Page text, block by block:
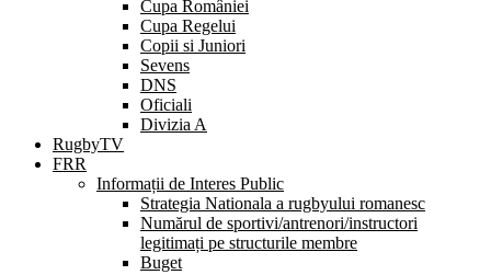
Cupa României
Cupa Regelui
Copii si Juniori
Sevens
DNS
Oficiali
Divizia A
RugbyTV
FRR
Informații de Interes Public
Strategia Nationala a rugbyului romanesc
Numărul de sportivi/antrenori/instructori
legitimați pe structurile membre
Buget